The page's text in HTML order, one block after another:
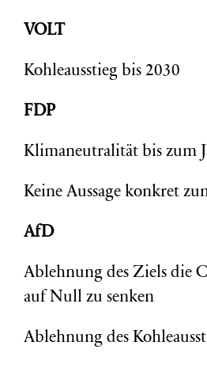
VOLT
Kohleausstieg bis 2030
FDP
Klimaneutralität bis zum
Keine Aussage konkret
AfD
Ablehnung des Ziels die
auf Null zu senken
Ablehnung des